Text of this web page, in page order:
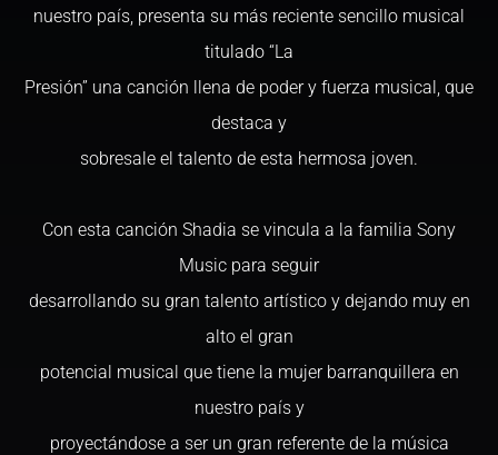
nuestro país, presenta su más reciente sencillo musical
titulado “La
Presión” una canción llena de poder y fuerza musical, que
destaca y
sobresale el talento de esta hermosa joven.
Con esta canción Shadia se vincula a la familia Sony
Music para seguir
desarrollando su gran talento artístico y dejando muy en
alto el gran
potencial musical que tiene la mujer barranquillera en
nuestro país y
proyectándose a ser un gran referente de la música